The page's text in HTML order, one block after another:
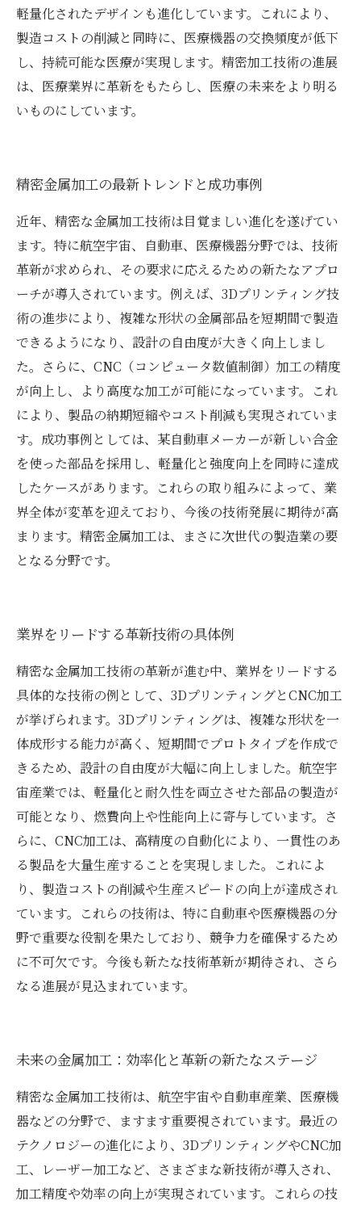
軽量化されたデザインも進化しています。これにより、
製造コストの削減と同時に、医療機器の交換頻度が低下
し、持続可能な医療が実現します。精密加工技術の進展
は、医療業界に革新をもたらし、医療の未来をより明る
いものにしています。
精密金属加工の最新トレンドと成功事例
近年、精密な金属加工技術は目覚ましい進化を遂げてい
ます。特に航空宇宙、自動車、医療機器分野では、技術
革新が求められ、その要求に応えるための新たなアプロ
ーチが導入されています。例えば、3Dプリンティング技
術の進歩により、複雑な形状の金属部品を短期間で製造
できるようになり、設計の自由度が大きく向上しまし
た。さらに、CNC（コンピュータ数値制御）加工の精度
が向上し、より高度な加工が可能になっています。これ
により、製品の納期短縮やコスト削減も実現されていま
す。成功事例としては、某自動車メーカーが新しい合金
を使った部品を採用し、軽量化と強度向上を同時に達成
したケースがあります。これらの取り組みによって、業
界全体が変革を迎えており、今後の技術発展に期待が高
まります。精密金属加工は、まさに次世代の製造業の要
となる分野です。
業界をリードする革新技術の具体例
精密な金属加工技術の革新が進む中、業界をリードする
具体的な技術の例として、3DプリンティングとCNC加工
が挙げられます。3Dプリンティングは、複雑な形状を一
体成形する能力が高く、短期間でプロトタイプを作成で
きるため、設計の自由度が大幅に向上しました。航空宇
宙産業では、軽量化と耐久性を両立させた部品の製造が
可能となり、燃費向上や性能向上に寄与しています。さ
らに、CNC加工は、高精度の自動化により、一貫性のあ
る製品を大量生産することを実現しました。これによ
り、製造コストの削減や生産スピードの向上が達成され
ています。これらの技術は、特に自動車や医療機器の分
野で重要な役割を果たしており、競争力を確保するため
に不可欠です。今後も新たな技術革新が期待され、さら
なる進展が見込まれています。
未来の金属加工：効率化と革新の新たなステージ
精密な金属加工技術は、航空宇宙や自動車産業、医療機
器などの分野で、ますます重要視されています。最近の
テクノロジーの進化により、3DプリンティングやCNC加
工、レーザー加工など、さまざまな新技術が導入され、
加工精度や効率の向上が実現されています。これらの技